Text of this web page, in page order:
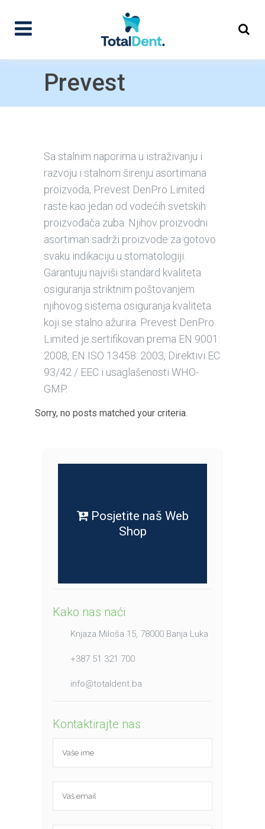
Prevest
Sa stalnim naporima u istraživanju i
razvoju i stalnom širenju asortimana
proizvoda, Prevest DenPro Limited
raste kao jedan od vodećih svetskih
proizvođača zuba. Njihov proizvodni
asortiman sadrži proizvode za gotovo
svaku indikaciju u stomatologiji.
Garantuju najviši standard kvaliteta
osiguranja striktnim poštovanjem
njihovog sistema osiguranja kvaliteta
koji se stalno ažurira. Prevest DenPro
Limited je sertifikovan prema EN 9001:
2008, EN ISO 13458: 2003, Direktivi EC
93/42 / EEC i usaglašenosti WHO-
GMP.
Sorry, no posts matched your criteria.
Posjetite naš Web
Shop
Kako nas naći
Knjaza Miloša 15, 78000 Banja Luka
+387 51 321 700
info@totaldent.ba
Kontaktirajte nas